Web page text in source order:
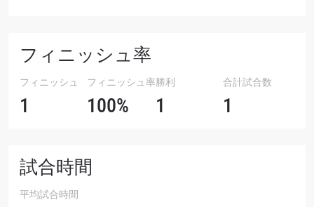
フィニッシュ率
フィニッシュ
1
フィニッシュ率
100%
勝利
1
合計試合数
1
試合時間
平均試合時間
様は、いつでも配信を停止することができます。